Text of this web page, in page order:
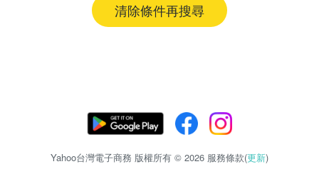
清除條件再搜尋
Yahoo台灣電子商務 版權所有 © 2026 服務條款(更新)